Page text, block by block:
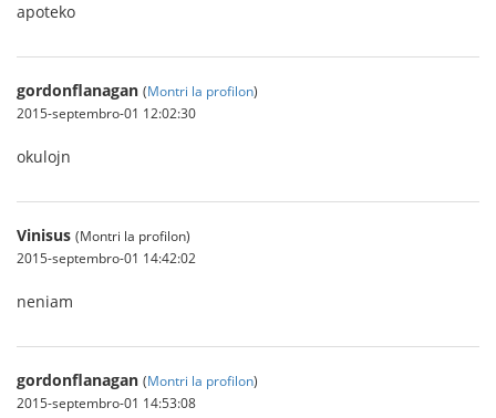
apoteko
gordonflanagan (Montri la profilon)
2015-septembro-01 12:02:30
okulojn
Vinisus (Montri la profilon)
2015-septembro-01 14:42:02
neniam
gordonflanagan (Montri la profilon)
2015-septembro-01 14:53:08